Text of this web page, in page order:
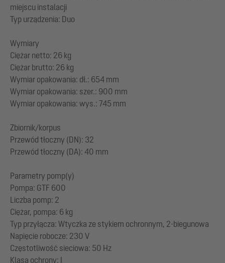
miejscu instalacji
Typ urządzenia: Duo
Wymiary
Ciężar netto: 26 kg
Ciężar brutto: 26 kg
Wymiar opakowania: dł.: 654 mm
Wymiar opakowania: szer.: 900 mm
Wymiar opakowania: wys.: 745 mm
Zbiornik/korpus
Przewód tłoczny (DN): 32
Przewód tłoczny (DA): 40 mm
Parametry pomp(y)
Pompa: GTF 600
Liczba pomp: 2
Ciężar, pompa: 6 kg
Typ przyłącza: Wtyczka ze stykiem ochronnym, 2-biegunowa
Napięcie robocze: 230 V
Częstotliwość sieciowa: 50 Hz
Klasa ochrony: I